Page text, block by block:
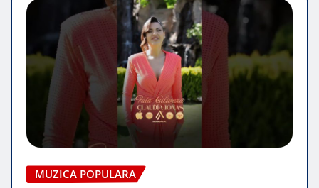
MUZICA POPULARA